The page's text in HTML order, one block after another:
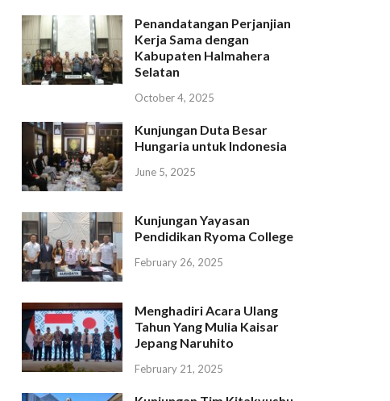
Penandatangan Perjanjian
Kerja Sama dengan
Kabupaten Halmahera
Selatan
October 4, 2025
Kunjungan Duta Besar
Hungaria untuk Indonesia
June 5, 2025
Kunjungan Yayasan
Pendidikan Ryoma College
February 26, 2025
Menghadiri Acara Ulang
Tahun Yang Mulia Kaisar
Jepang Naruhito
February 21, 2025